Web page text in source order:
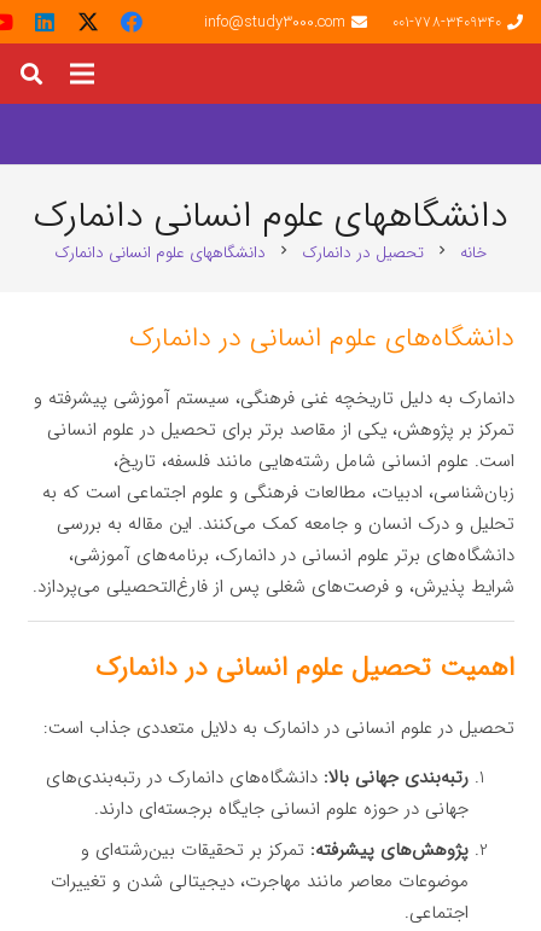
001-778-3409340
info@study3000.com
دانشگاههای علوم انسانی دانمارک
خانه chevron_right تحصیل در دانمارک chevron_right دانشگاههای علوم انسانی دانمارک
دانشگاه‌های علوم انسانی در دانمارک
دانمارک به دلیل تاریخچه غنی فرهنگی، سیستم آموزشی پیشرفته و
تمرکز بر پژوهش، یکی از مقاصد برتر برای تحصیل در علوم انسانی
است. علوم انسانی شامل رشته‌هایی مانند فلسفه، تاریخ،
زبان‌شناسی، ادبیات، مطالعات فرهنگی و علوم اجتماعی است که به
تحلیل و درک انسان و جامعه کمک می‌کنند. این مقاله به بررسی
دانشگاه‌های برتر علوم انسانی در دانمارک، برنامه‌های آموزشی،
شرایط پذیرش، و فرصت‌های شغلی پس از فارغ‌التحصیلی می‌پردازد.
اهمیت تحصیل علوم انسانی در دانمارک
تحصیل در علوم انسانی در دانمارک به دلایل متعددی جذاب است:
رتبه‌بندی جهانی بالا: دانشگاه‌های دانمارک در رتبه‌بندی‌های
جهانی در حوزه علوم انسانی جایگاه برجسته‌ای دارند.
پژوهش‌های پیشرفته: تمرکز بر تحقیقات بین‌رشته‌ای و
موضوعات معاصر مانند مهاجرت، دیجیتالی شدن و تغییرات
اجتماعی.